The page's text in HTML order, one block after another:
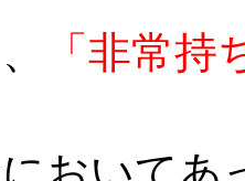
「非常持